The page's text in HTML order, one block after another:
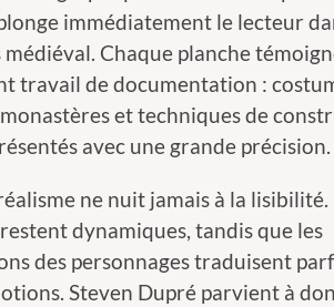
immédiatement le lecteur
médiéval. Chaque planche
travail de documentation :
et techniques de
avec une grande précision.
ne nuit jamais à la lisibilité.
dynamiques, tandis que les
des personnages traduisent
Steven Dupré parvient à